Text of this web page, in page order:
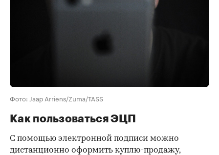
Фото: Jaap Arriens/Zuma/TASS
Как пользоваться ЭЦП
С помощью электронной подписи можно
дистанционно оформить куплю-продажу,